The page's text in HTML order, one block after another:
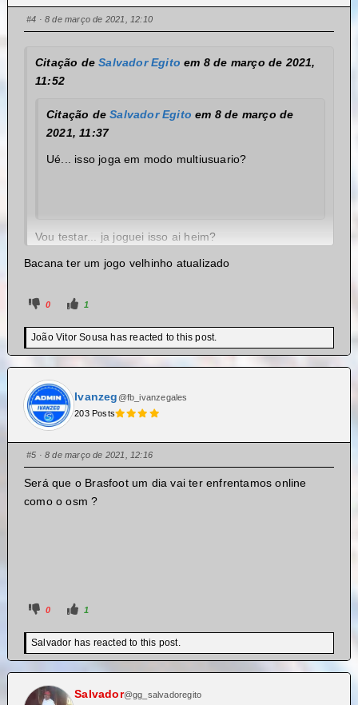
#4 · 8 de março de 2021, 12:10
Citação deSalvador Egito em 8 de março de 2021,
11:52
Citação deSalvador Egito em 8 de março de
2021, 11:37
Ué... isso joga em modo multiusuario?
Vou testar... ja joguei isso ai heim?
Bacana ter um jogo velhinho atualizado
0 1
João Vitor Sousa has reacted to this post.
Ivanzeg @fb_ivanzegales
203 Posts
#5 · 8 de março de 2021, 12:16
Será que o Brasfoot um dia vai ter enfrentamos online
como o osm ?
0 1
Salvador has reacted to this post.
Salvador@gg_salvadoregito